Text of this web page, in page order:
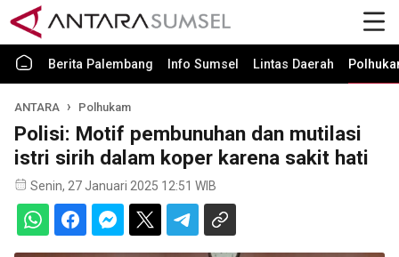
Berita Palembang Info Sumsel Lintas Daerah
ANTARA Polhukam
Polisi: Motif pembunuhan dan mutilasi
istri sirih dalam koper karena sakit hati
Senin, 27 Januari 2025 12:51 WIB